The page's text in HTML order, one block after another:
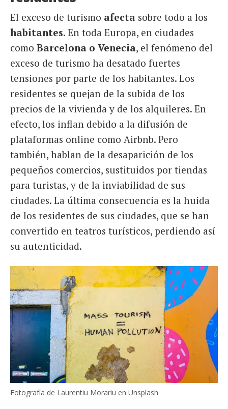
El exceso de turismo afecta sobre todo a los
habitantes. En toda Europa, en ciudades
como Barcelona o Venecia, el fenómeno del
exceso de turismo ha desatado fuertes
tensiones por parte de los habitantes. Los
residentes se quejan de la subida de los
precios de la vivienda y de los alquileres. En
efecto, los inflan debido a la difusión de
plataformas online como Airbnb. Pero
también, hablan de la desaparición de los
pequeños comercios, sustituidos por tiendas
para turistas, y de la inviabilidad de sus
ciudades. La última consecuencia es la huida
de los residentes de sus ciudades, que se han
convertido en teatros turísticos, perdiendo así
su autenticidad.
Fotografía de Laurentiu Morariu en Unsplash